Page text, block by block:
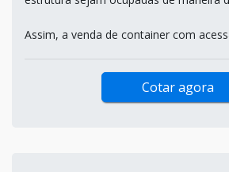
Assim, a venda de container com
Cotar agora